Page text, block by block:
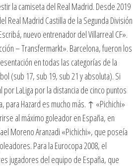
la camiseta del Real Madrid. Desde 2019
Real Madrid Castilla de la Segunda División
nuevo entrenador del Villarreal CF».
– Transfermarkt». Barcelona, fueron los
en todas las categorías de la
(sub 17, sub 19, sub 21 y absoluta). Si
LaLiga por la distancia de cinco puntos
para Hazard es mucho más. ↑ «Pichichi»
al máximo goleador en España, en
Moreno Aranzadi «Pichichi», que poseía
Para la Eurocopa 2008, el
jugadores del equipo de España, que